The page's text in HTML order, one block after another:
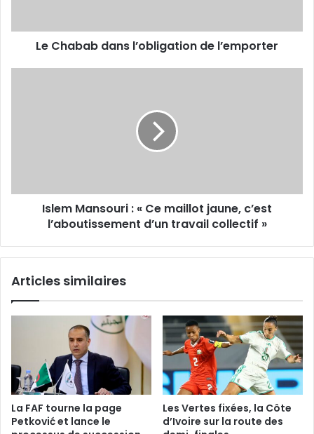
Le Chabab dans l’obligation de l’emporter
l’aboutissement
Islem Mansouri : « Ce maillot jaune, c’est
l’aboutissement d’un travail collectif »
Articles similaires
La FAF tourne la page
Petković et lance le
Les Vertes fixées, la Côte
d’Ivoire sur la route des